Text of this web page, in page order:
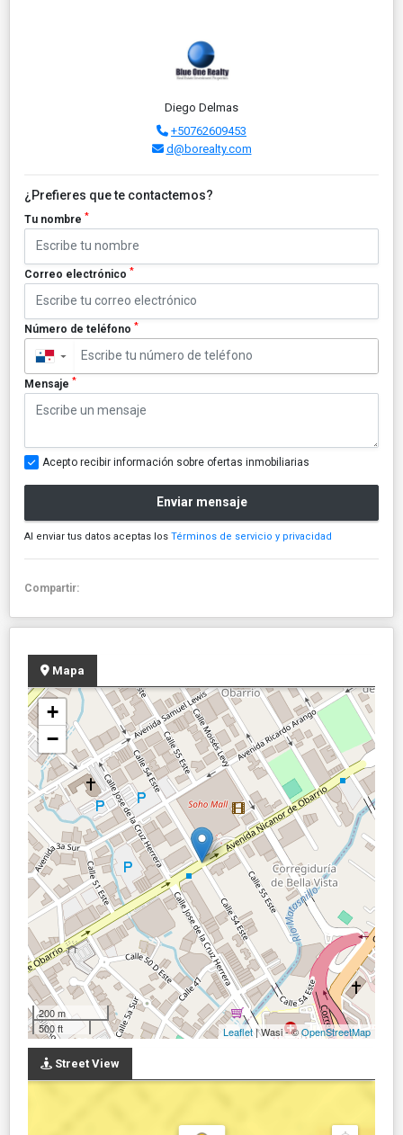
Diego Delmas
+50762609453
d@borealty.com
¿Prefieres que te contactemos?
Tu nombre *
Correo electrónico *
Número de teléfono *
▼
Mensaje *
Acepto recibir información sobre ofertas inmobiliarias
Enviar mensaje
Al enviar tus datos aceptas los Términos de servicio y privacidad
Compartir:
Mapa
+
−
200 m
500 ft
Leaflet| Wasi - ©OpenStreetMap
Street View